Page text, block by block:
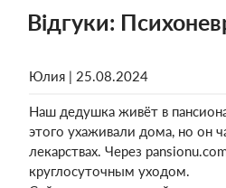
Відгуки:
Юлия | 25.08.2024
Наш дедушка живёт в
этого ухаживали дома, но он
лекарствах. Через
круглосуточным уходом.